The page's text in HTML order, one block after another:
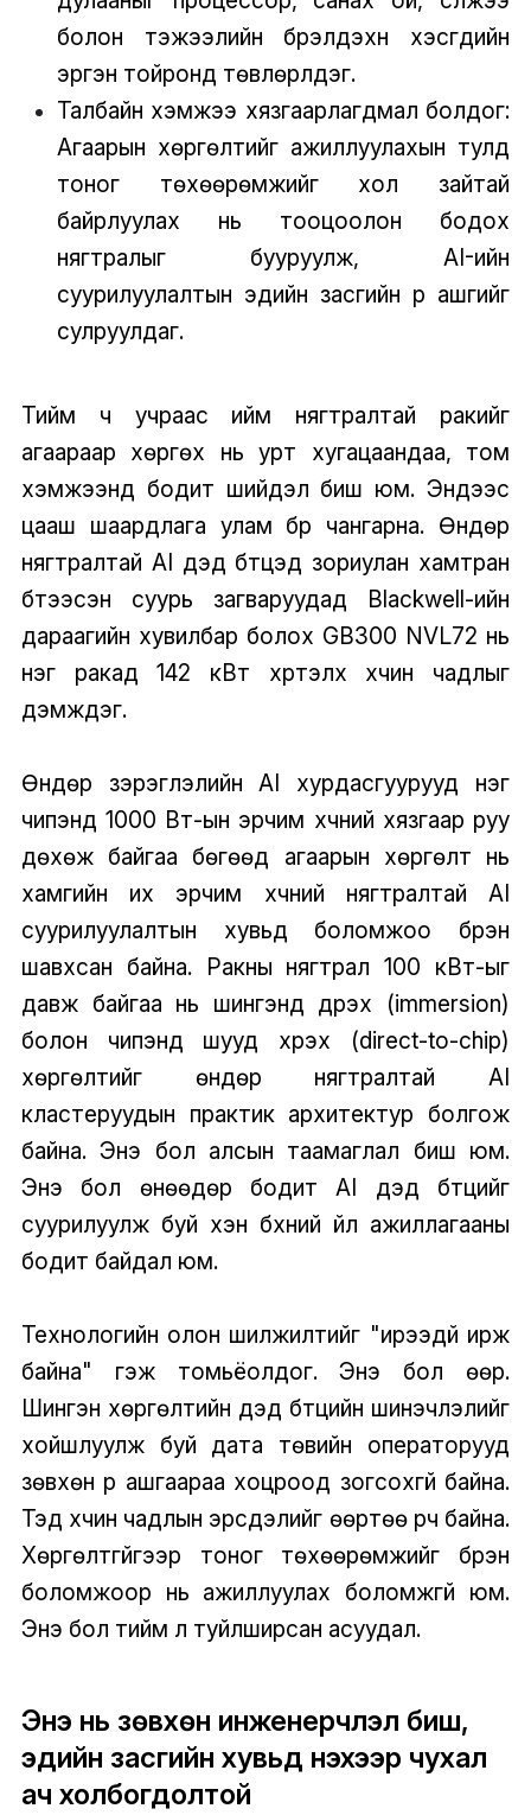
болон тэжээлийн бүрэлдэхүүн хэсгүүдийн
эргэн тойронд төвлөрүүлдэг.
Талбайн хэмжээ хязгаарлагдмал болдог:
Агаарын хөргөлтийг ажиллуулахын тулд
тоног төхөөрөмжийг хол зайтай
байрлуулах нь тооцоолон бодох
нягтралыг бууруулж, AI-ийн
суурилуулалтын эдийн засгийн үр ашгийг
сулруулдаг.
Тийм ч учраас ийм нягтралтай ракийг
агаараар хөргөх нь урт хугацаандаа, том
хэмжээнд бодит шийдэл биш юм. Эндээс
цааш шаардлага улам бүр чангарна. Өндөр
нягтралтай AI дэд бүтцэд зориулан хамтран
бүтээсэн суурь загваруудад Blackwell-ийн
дараагийн хувилбар болох GB300 NVL72 нь
нэг ракад 142 кВт хүртэлх хүчин чадлыг
дэмждэг.
Өндөр зэрэглэлийн AI хурдасгуурууд нэг
чипэнд 1000 Вт-ын эрчим хүчний хязгаар руу
дөхөж байгаа бөгөөд агаарын хөргөлт нь
хамгийн их эрчим хүчний нягтралтай AI
суурилуулалтын хувьд боломжоо бүрэн
шавхсан байна. Ракны нягтрал 100 кВт-ыг
давж байгаа нь шингэнд дүрэх (immersion)
болон чипэнд шууд хүрэх (direct-to-chip)
хөргөлтийг өндөр нягтралтай AI
кластеруудын практик архитектур болгож
байна. Энэ бол алсын таамаглал биш юм.
Энэ бол өнөөдөр бодит AI дэд бүтцийг
суурилуулж буй хэн бүхний үйл ажиллагааны
бодит байдал юм.
Технологийн олон шилжилтийг "ирээдүй ирж
байна" гэж томьёолдог. Энэ бол өөр.
Шингэн хөргөлтийн дэд бүтцийн шинэчлэлийг
хойшлуулж буй дата төвийн операторууд
зөвхөн үр ашгаараа хоцроод зогсохгүй байна.
Тэд хүчин чадлын эрсдэлийг өөртөө үүрч байна.
Хөргөлтгүйгээр тоног төхөөрөмжийг бүрэн
боломжоор нь ажиллуулах боломжгүй юм.
Энэ бол тийм л туйлширсан асуудал.
Энэ нь зөвхөн инженерчлэл биш,
эдийн засгийн хувьд үнэхээр чухал
ач холбогдолтой